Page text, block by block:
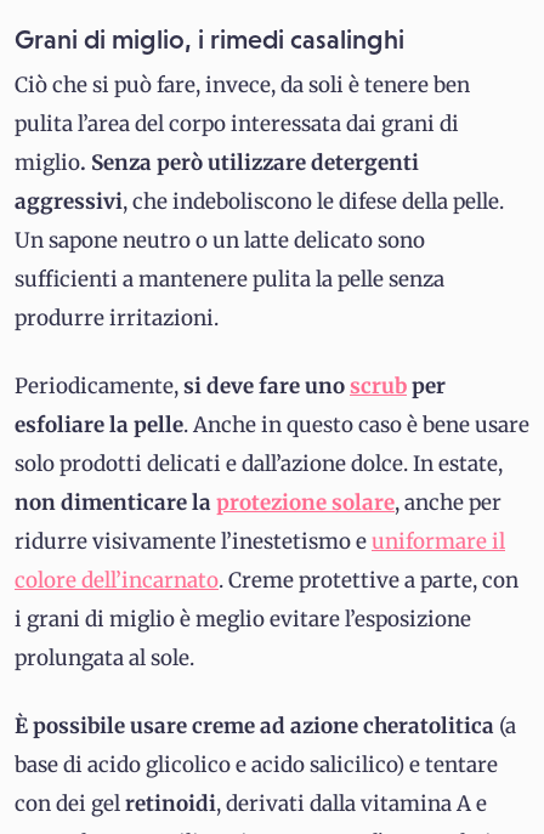
Grani di miglio, i rimedi casalinghi
Ciò che si può fare, invece, da soli è tenere ben
pulita l’area del corpo interessata dai grani di
miglio. Senza però utilizzare detergenti
aggressivi, che indeboliscono le difese della pelle.
Un sapone neutro o un latte delicato sono
sufficienti a mantenere pulita la pelle senza
produrre irritazioni.
Periodicamente,si deve fare unoscrubper
esfoliare la pelle. Anche in questo caso è bene usare
solo prodotti delicati e dall’azione dolce. In estate,
non dimenticare laprotezione solare, anche per
ridurre visivamente l’inestetismo euniformare il
colore dell’incarnato. Creme protettive a parte, con
i grani di miglio è meglio evitare l’esposizione
prolungata al sole.
È possibile usare creme ad azione cheratolitica (a
base di acido glicolico e acido salicilico) e tentare
con dei gelretinoidi, derivati dalla vitamina A e